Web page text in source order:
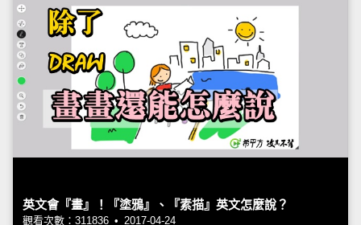
英文會『畫』！『塗鴉』、『素描』英文怎麼說？
觀看次數：311836 • 2017-04-24